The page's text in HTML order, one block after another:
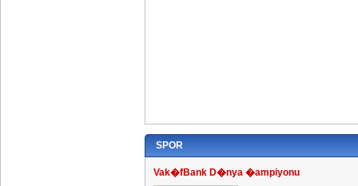
SPOR
Vak�fBank D�nya �ampiyonu